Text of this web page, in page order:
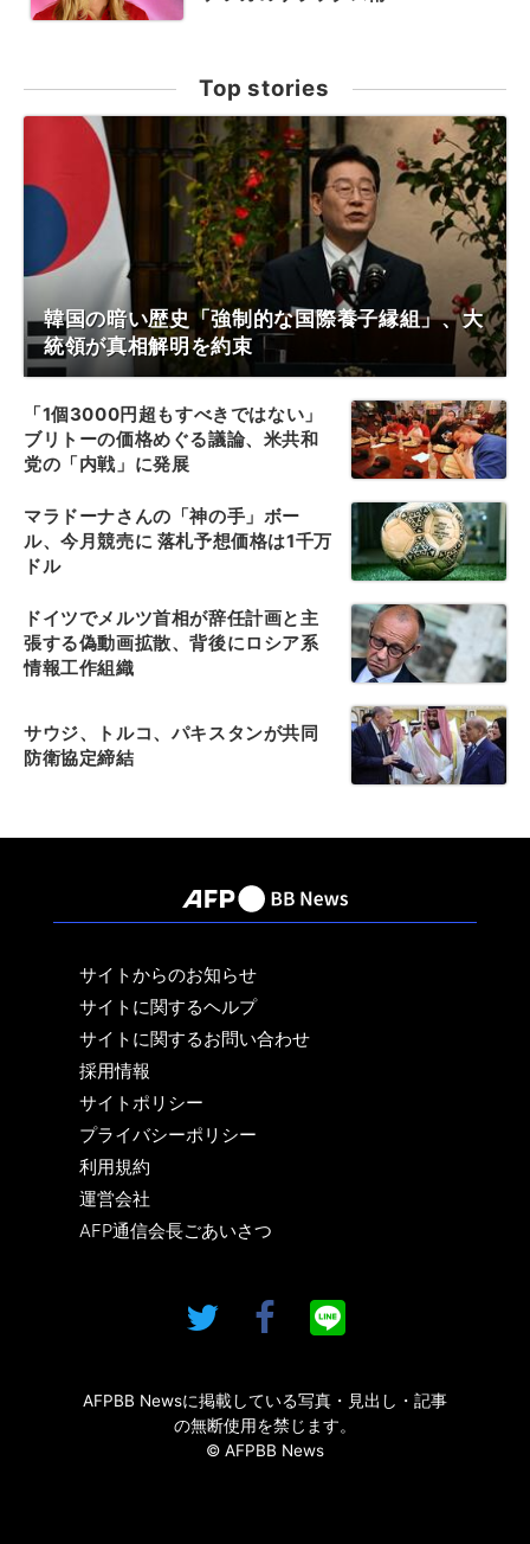
Top stories
韓国の暗い歴史「強制的な国際養子縁組」、大
統領が真相解明を約束
「1個3000円超もすべきではない」
ブリトーの価格めぐる議論、米共和
党の「内戦」に発展
マラドーナさんの「神の手」ボー
ル、今月競売に 落札予想価格は1千万
ドル
ドイツでメルツ首相が辞任計画と主
張する偽動画拡散、背後にロシア系
情報工作組織
サウジ、トルコ、パキスタンが共同
防衛協定締結
サイトからのお知らせ
サイトに関するヘルプ
サイトに関するお問い合わせ
採用情報
サイトポリシー
プライバシーポリシー
利用規約
運営会社
AFP通信会長ごあいさつ
AFPBB Newsに掲載している写真・見出し・記事
の無断使用を禁じます。
© AFPBB News